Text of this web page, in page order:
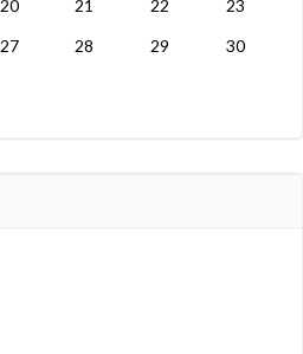
20 21 22
23
27 28 29
30